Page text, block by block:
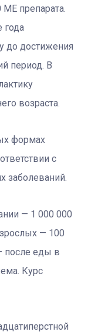
препарата.
года
до достижения
период. В
возраста.
формах
с
заболеваний.
— 1 000 000
— 100
после еды в
Курс